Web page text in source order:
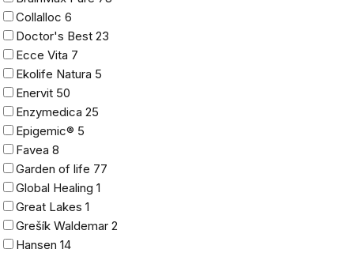
Collalloc 6
Doctor's Best 23
Ecce Vita 7
Ekolife Natura 5
Enervit 50
Enzymedica 25
Epigemic® 5
Favea 8
Garden of life 77
Global Healing 1
Great Lakes 1
Grešík Waldemar 2
Hansen 14